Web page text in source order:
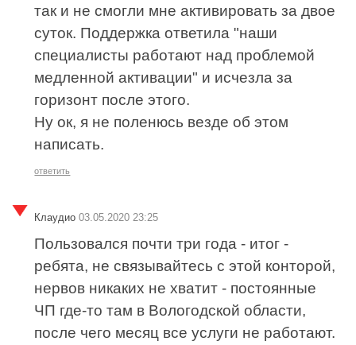
так и не смогли мне активировать за двое
суток. Поддержка ответила "наши
специалисты работают над проблемой
медленной активации" и исчезла за
горизонт после этого.
Ну ок, я не поленюсь везде об этом
написать.
ответить
Клаудио 03.05.2020 23:25
Пользовался почти три года - итог -
ребята, не связывайтесь с этой конторой,
нервов никаких не хватит - постоянные
ЧП где-то там в Вологодской области,
после чего месяц все услуги не работают.